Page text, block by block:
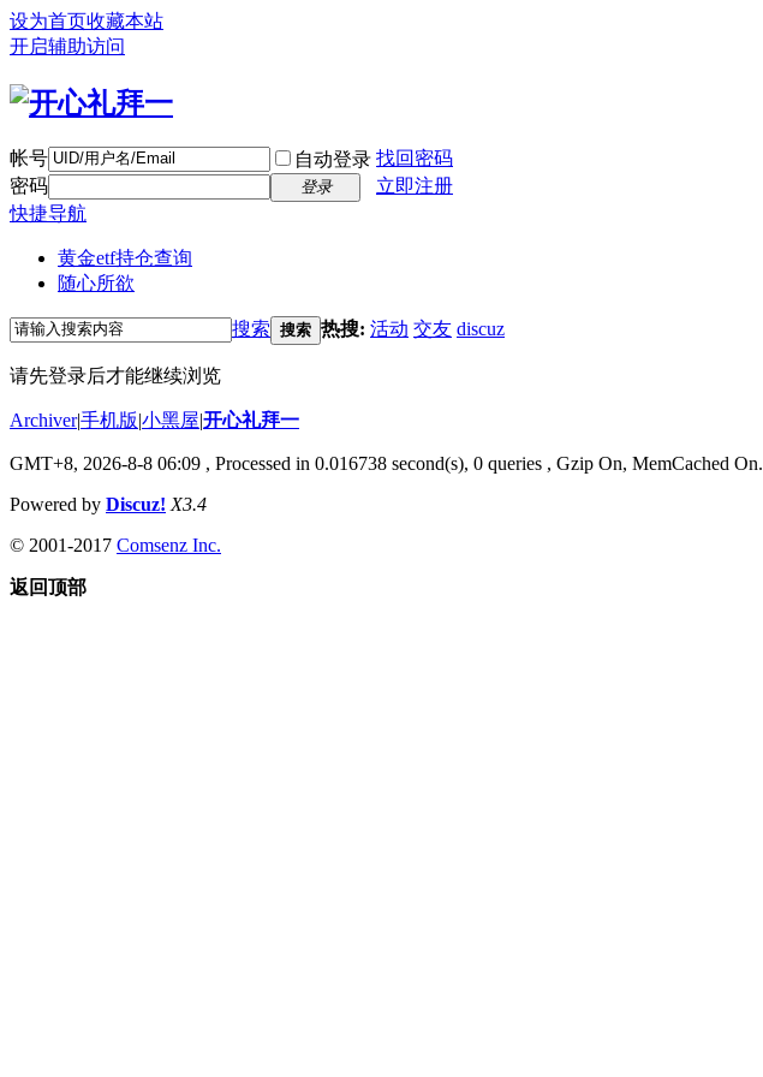
设为首页收藏本站
开启辅助访问
帐号 自动登录 找回密码
密码
登录
立即注册
快捷导航
黄金etf持仓查询
随心所欲
搜索 搜索 热搜: 活动 交友 discuz
请先登录后才能继续浏览
Archiver|手机版|小黑屋|开心礼拜一
GMT+8, 2026-8-8 06:09 , Processed in 0.016738 second(s), 0 queries , Gzip On, MemCached On.
Powered by Discuz! X3.4
© 2001-2017 Comsenz Inc.
返回顶部